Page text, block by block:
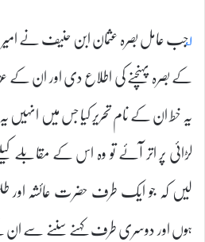
۱؂جب عامل بصرہ عثمان ابن حنیف نے امیر
کے بصرہ پہنچنے کی اطلاع دی اور ان
یہ خط ان کے نام تحریر کیا جس میں انہیں
لڑائی پر اتر آئے تو وہ اس کے مقابلے
لیں کہ جو ایک طرف حضرت عائشہ اور
ہوں اور دوسری طرف کہنے سننے سے ان